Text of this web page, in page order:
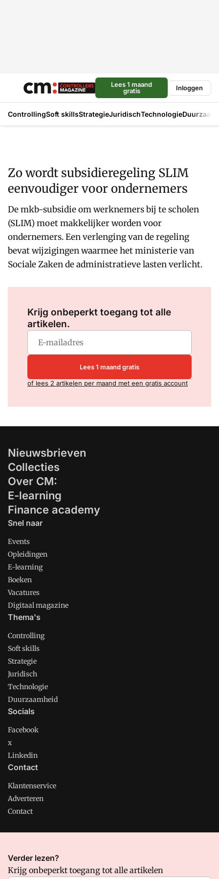
Lees 1 maand
gratis
Inloggen
ControllingSoft skillsStrategieJuridischTechnologie
Zo wordt subsidieregeling SLIM
eenvoudiger voor ondernemers
De mkb-subsidie om werknemers bij te scholen
(SLIM) moet makkelijker worden voor
ondernemers. Een verlenging van de regeling
bevat wijzigingen waarmee het ministerie van
Sociale Zaken de administratieve lasten verlicht.
Krijg onbeperkt toegang tot alle
artikelen.
Lees 1 maand gratis
of lees 2 artikelen per maand met een gratis account
Nieuwsbrieven
Collecties
Over CM:
E-learning
Finance academy
Snel naar
Events
Opleidingen
E-learning
Boeken
Vacatures
Digitaal magazine
Thema's
Controlling
Soft skills
Strategie
Juridisch
Technologie
Duurzaamheid
Socials
Facebook
x
Linkedin
Contact
Klantenservice
Adverteren
Contact
CMweb is onderdeel van VMN media. Lees in
waar VMN media voor staat. Op gebruik van deze site zijn de
Verder lezen?
Krijg onbeperkt toegang tot alle artikelen